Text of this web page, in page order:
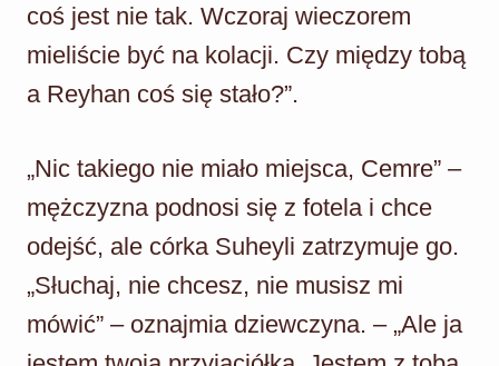
coś jest nie tak. Wczoraj wieczorem
mieliście być na kolacji. Czy między tobą
a Reyhan coś się stało?”.
„Nic takiego nie miało miejsca, Cemre” –
mężczyzna podnosi się z fotela i chce
odejść, ale córka Suheyli zatrzymuje go.
„Słuchaj, nie chcesz, nie musisz mi
mówić” – oznajmia dziewczyna. – „Ale ja